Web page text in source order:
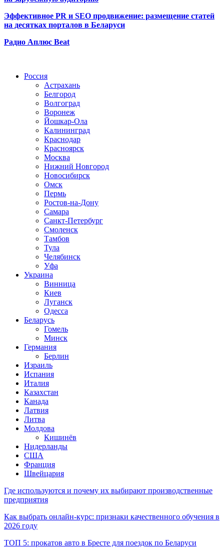
Эффективное PR и SEO продвижение: размещение статей
на десятках порталов в Беларуси
Радио Аплюс Beat
Россия
Астрахань
Белгород
Волгоград
Воронеж
Йошкар-Ола
Калининград
Краснодар
Красноярск
Москва
Нижний Новгород
Новосибирск
Омск
Пермь
Ростов-на-Дону
Самара
Санкт-Петербург
Смоленск
Тамбов
Тула
Челябинск
Уфа
Украина
Винница
Киев
Луганск
Одесса
Беларусь
Гомель
Минск
Германия
Берлин
Израиль
Испания
Италия
Казахстан
Канада
Латвия
Литва
Молдова
Кишинёв
Нидерланды
США
Франция
Швейцария
Где используются и почему их выбирают производственные
предприятия
Как выбрать онлайн-курс: признаки качественного обучения в
2026 году
ТОП 5: прокатов авто в Бресте для поездок по Беларуси